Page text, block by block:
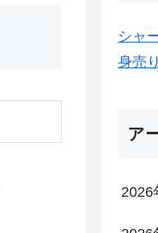
シャ
身売り
ア
2026